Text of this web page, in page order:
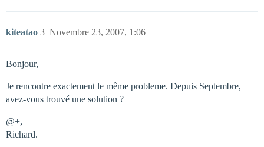
kiteatao Novembre 23, 2007, 1:06
3
Bonjour,
Je rencontre exactement le même probleme. Depuis Septembre,
avez-vous trouvé une solution ?
@+,
Richard.